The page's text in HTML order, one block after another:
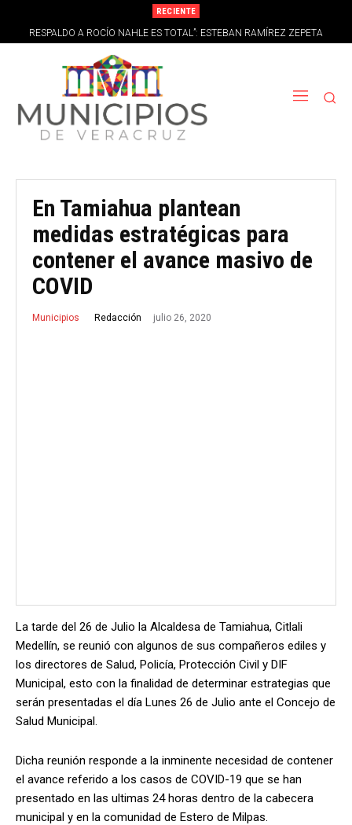
RECIENTE
RESPALDO A ROCÍO NAHLE ES TOTAL”: ESTEBAN RAMÍREZ ZEPETA
DESECHA RUMORES DE LA OPOSICIÓN* *-
En Tamiahua plantean
medidas estratégicas para
contener el avance masivo de
COVID
Municipios Redacción julio 26, 2020
La tarde del 26 de Julio la Alcaldesa de Tamiahua, Citlali
Medellín, se reunió con algunos de sus compañeros ediles y
los directores de Salud, Policía, Protección Civil y DIF
Municipal, esto con la finalidad de determinar estrategias que
serán presentadas el día Lunes 26 de Julio ante el Concejo de
Salud Municipal.
Dicha reunión responde a la inminente necesidad de contener
el avance referido a los casos de COVID-19 que se han
presentado en las ultimas 24 horas dentro de la cabecera
municipal y en la comunidad de Estero de Milpas.